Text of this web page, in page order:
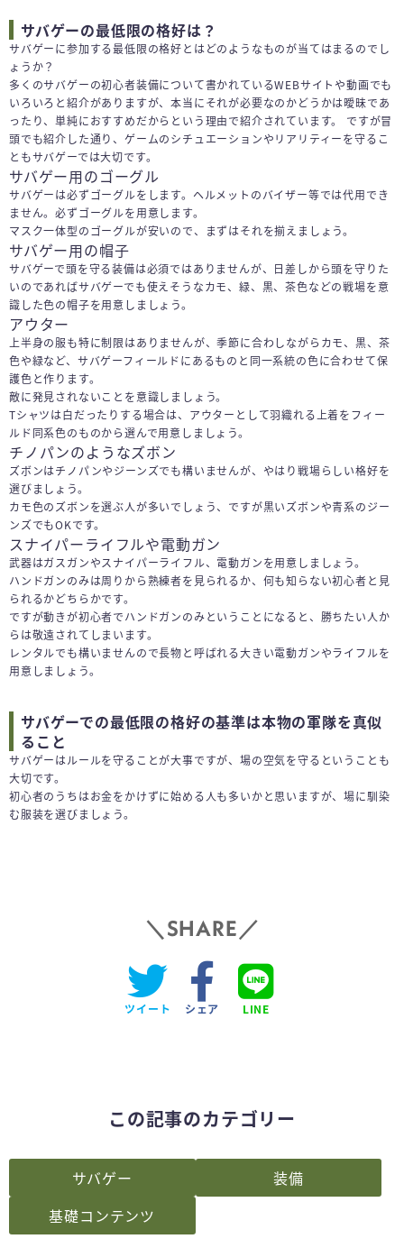
サバゲーの最低限の格好は？
サバゲーに参加する最低限の格好とはどのようなものが当てはまるのでし
ょうか？
多くのサバゲーの初心者装備について書かれているWEBサイトや動画でも
いろいろと紹介がありますが、本当にそれが必要なのかどうかは曖昧であ
ったり、単純におすすめだからという理由で紹介されています。 ですが冒
頭でも紹介した通り、ゲームのシチュエーションやリアリティーを守るこ
ともサバゲーでは大切です。
サバゲー用のゴーグル
サバゲーは必ずゴーグルをします。ヘルメットのバイザー等では代用でき
ません。必ずゴーグルを用意します。
マスク一体型のゴーグルが安いので、まずはそれを揃えましょう。
サバゲー用の帽子
サバゲーで頭を守る装備は必須ではありませんが、日差しから頭を守りた
いのであればサバゲーでも使えそうなカモ、緑、黒、茶色などの戦場を意
識した色の帽子を用意しましょう。
アウター
上半身の服も特に制限はありませんが、季節に合わしながらカモ、黒、茶
色や緑など、サバゲーフィールドにあるものと同一系統の色に合わせて保
護色と作ります。
敵に発見されないことを意識しましょう。
Tシャツは白だったりする場合は、アウターとして羽織れる上着をフィー
ルド同系色のものから選んで用意しましょう。
チノパンのようなズボン
ズボンはチノパンやジーンズでも構いませんが、やはり戦場らしい格好を
選びましょう。
カモ色のズボンを選ぶ人が多いでしょう、ですが黒いズボンや青系のジー
ンズでもOKです。
スナイパーライフルや電動ガン
武器はガスガンやスナイパーライフル、電動ガンを用意しましょう。
ハンドガンのみは周りから熟練者を見られるか、何も知らない初心者と見
られるかどちらかです。
ですが動きが初心者でハンドガンのみということになると、勝ちたい人か
らは敬遠されてしまいます。
レンタルでも構いませんので長物と呼ばれる大きい電動ガンやライフルを
用意しましょう。
サバゲーでの最低限の格好の基準は本物の軍隊を真似
ること
サバゲーはルールを守ることが大事ですが、場の空気を守るということも
大切です。
初心者のうちはお金をかけずに始める人も多いかと思いますが、場に馴染
む服装を選びましょう。
SHARE
ツイート シェア LINE
この記事のカテゴリー
サバゲー
装備
基礎コンテンツ